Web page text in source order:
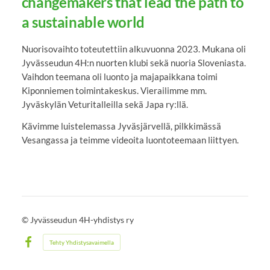
a sustainable world
Nuorisovaihto toteutettiin alkuvuonna 2023. Mukana oli
Jyvässeudun 4H:n nuorten klubi sekä nuoria Sloveniasta.
Vaihdon teemana oli luonto ja majapaikkana toimi
Kiponniemen toimintakeskus. Vierailimme mm.
Jyväskylän Veturitalleilla sekä Japa ry:llä.
Kävimme luistelemassa Jyväsjärvellä, pilkkimässä
Vesangassa ja teimme videoita luontoteemaan liittyen.
© Jyvässeudun 4H-yhdistys ry
Facebook
Tehty Yhdistysavaimella